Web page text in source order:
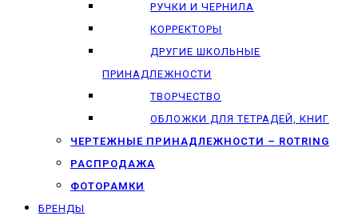
РУЧКИ И ЧЕРНИЛА
КОРРЕКТОРЫ
ДРУГИЕ ШКОЛЬНЫЕ
ПРИНАДЛЕЖНОСТИ
ТВОРЧЕСТВО
ОБЛОЖКИ ДЛЯ ТЕТРАДЕЙ, КНИГ
ЧЕРТЕЖНЫЕ ПРИНАДЛЕЖНОСТИ – ROTRING
РАСПРОДАЖА
ФОТОРАМКИ
БРЕНДЫ